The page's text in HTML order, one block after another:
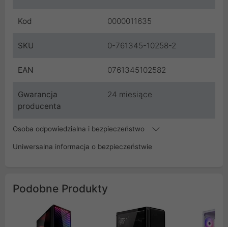
Kod 0000011635
SKU 0-761345-10258-2
EAN 0761345102582
Gwarancja
producenta
24 miesiące
Osoba odpowiedzialna i bezpieczeństwo
Uniwersalna informacja o bezpieczeństwie
Podobne Produkty